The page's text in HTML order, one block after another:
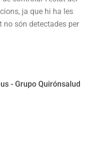
ja que hi ha les
són detectades per
- Grupo Quirónsalud